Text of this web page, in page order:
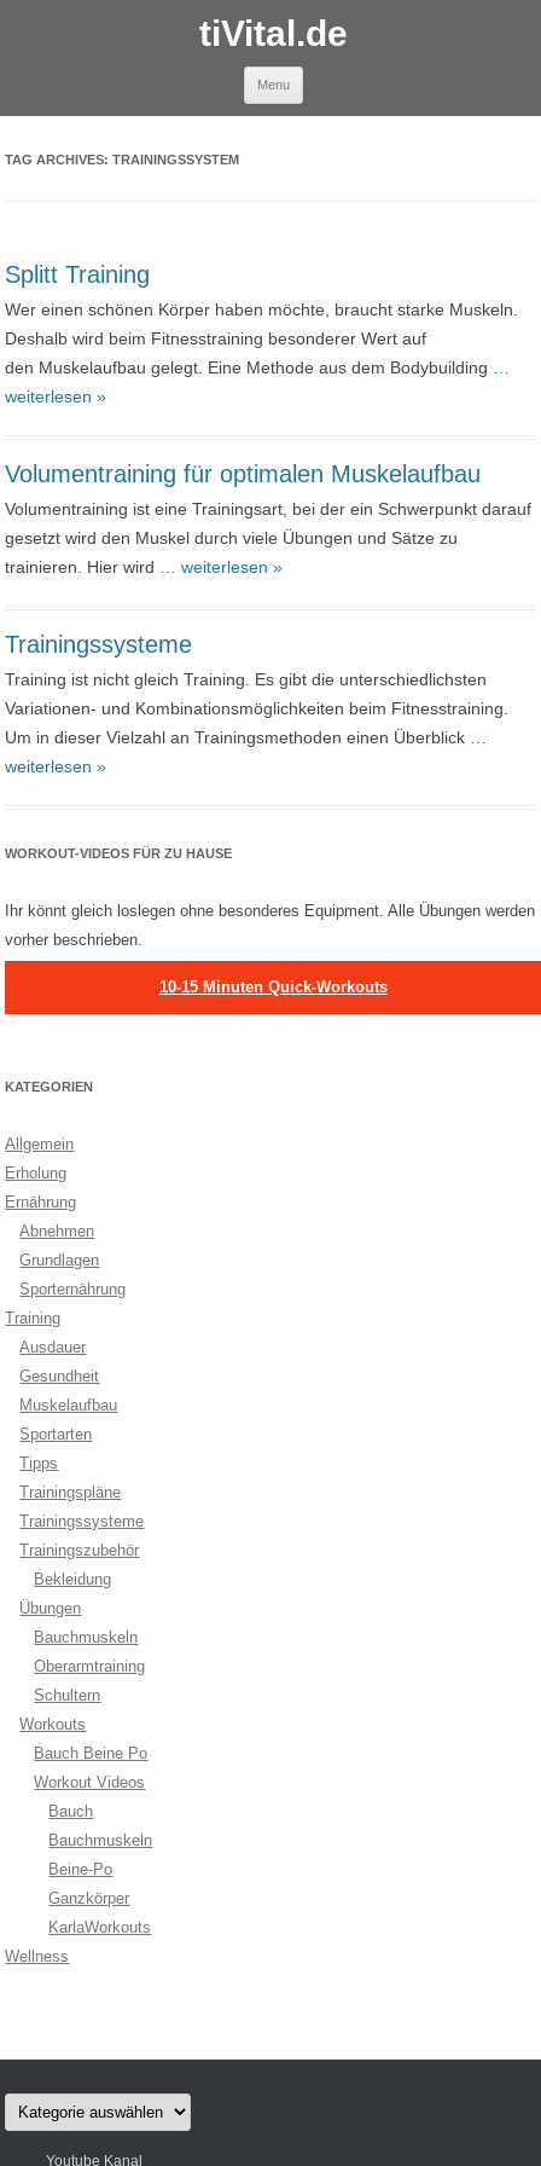
tiVital.de
Menu
TAG ARCHIVES:TRAININGSSYSTEM
Splitt Training
Wer einen schönen Körper haben möchte, braucht starke Muskeln.
Deshalb wird beim Fitnesstraining besonderer Wert auf
den Muskelaufbau gelegt. Eine Methode aus dem Bodybuilding
weiterlesen »
Volumentraining für optimalen Muskelaufbau
Volumentraining ist eine Trainingsart, bei der ein Schwerpunkt darauf
gesetzt wird den Muskel durch viele Übungen und Sätze zu
trainieren. Hier wird
… weiterlesen »
Trainingssysteme
Training ist nicht gleich Training. Es gibt die unterschiedlichsten
Variationen- und Kombinationsmöglichkeiten beim Fitnesstraining.
Um in dieser Vielzahl an Trainingsmethoden einen Überblick
weiterlesen »
WORKOUT-VIDEOS FÜR ZU HAUSE
Ihr könnt gleich loslegen ohne besonderes Equipment. Alle Übungen werden
vorher beschrieben.
10-15 Minuten Quick-Workouts
KATEGORIEN
Allgemein
Erholung
Ernährung
Abnehmen
Grundlagen
Sporternährung
Training
Ausdauer
Gesundheit
Muskelaufbau
Sportarten
Tipps
Trainingspläne
Trainingssysteme
Trainingszubehör
Bekleidung
Übungen
Bauchmuskeln
Oberarmtraining
Schultern
Workouts
Bauch Beine Po
Workout Videos
Bauch
Bauchmuskeln
Beine-Po
Ganzkörper
KarlaWorkouts
Wellness
Kategorien
Youtube Kanal